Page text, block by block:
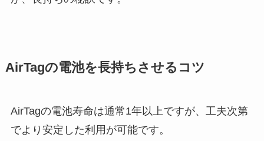
AirTagの電池を長持ちさせるコツ
AirTagの電池寿命は通常1年以上ですが、工夫次第
でより安定した利用が可能です。